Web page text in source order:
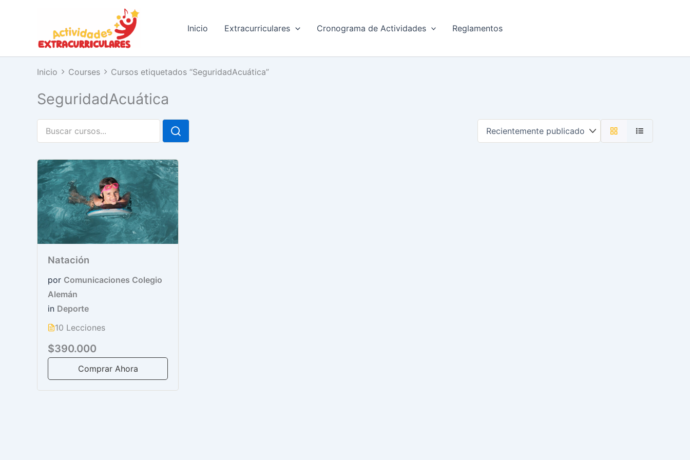
Inicio Extracurriculares Cronograma de Actividades Reglamentos
Inicio Courses Cursos etiquetados “SeguridadAcuática”
SeguridadAcuática
Natación
por Comunicaciones Colegio
Alemán
in Deporte
10 Lecciones
$390.000
Comprar Ahora